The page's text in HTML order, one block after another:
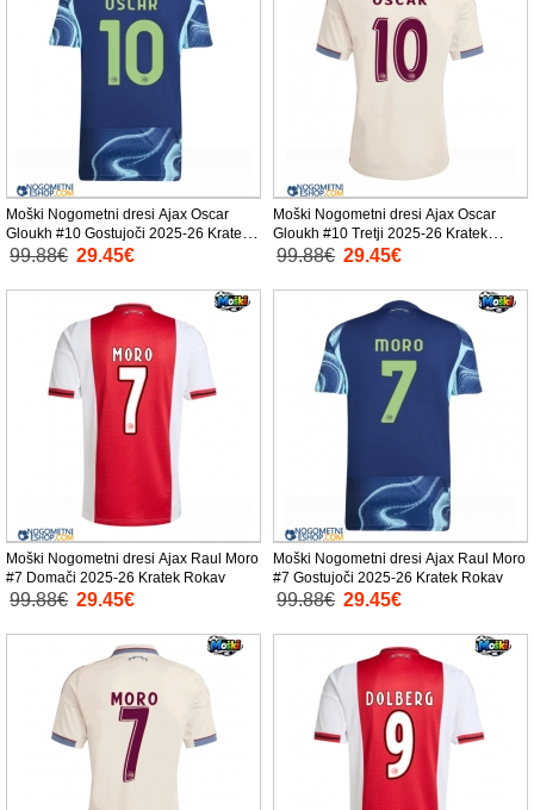
Moški Nogometni dresi Ajax Oscar
Gloukh #10 Gostujoči 2025-26 Kratek
Rokav
99.88€ 29.45€
Moški Nogometni dresi Ajax Oscar
Gloukh #10 Tretji 2025-26 Kratek
Rokav
99.88€ 29.45€
Moški Nogometni dresi Ajax Raul Moro
#7 Domači 2025-26 Kratek Rokav
99.88€ 29.45€
Moški Nogometni dresi Ajax Raul Moro
#7 Gostujoči 2025-26 Kratek Rokav
99.88€ 29.45€